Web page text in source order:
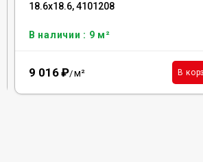
18.6x18.6, 4101208
В наличии : 9 м²
9 016₽/м² В